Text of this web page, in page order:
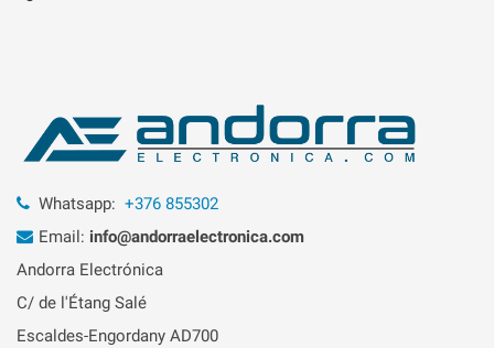
Whatsapp: +376 855302
Email: info@andorraelectronica.com
Andorra Electrónica
C/ de l'Étang Salé
Escaldes-Engordany AD700